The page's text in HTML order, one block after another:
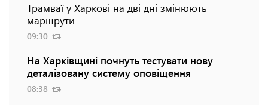
Трамваї у Харкові на дві дні змінюють
маршрути
09:30
На Харківщині почнуть тестувати нову
деталізовану систему оповіщення
08:38